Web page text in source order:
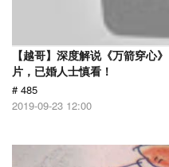
【越哥】深度解说《万箭穿心
片，已婚人士慎看！
# 485
2019-09-23 12:00